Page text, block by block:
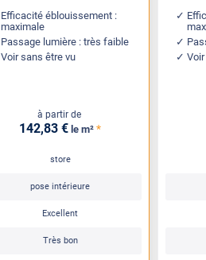
Efficacité éblouissement :
maximale
Passage lumière : très faible
Voir sans être vu
à partir de
142,83 € le m² *
store
pose intérieure
Excellent
Très bon